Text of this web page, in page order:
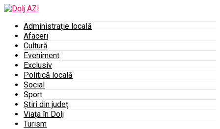
Administrație locală
Afaceri
Cultură
Eveniment
Exclusiv
Politică locală
Social
Sport
Știri din județ
Viața în Dolj
Turism